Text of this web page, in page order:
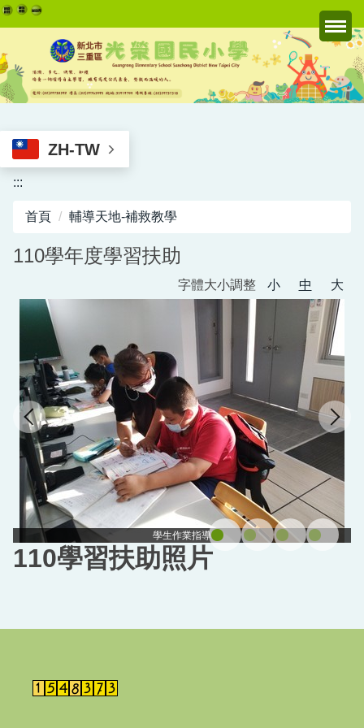
跳
到
主
要
內
區
ZH-TW
:::
首頁 輔導天地-補救教學
110學年度學習扶助
字體大小調整 小 中 大
學生作業指導
110學習扶助照片